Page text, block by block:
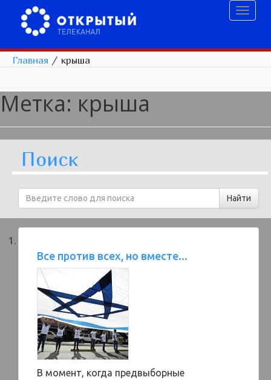
Главная / крыша
Метка: крыша
Поиск
Все против всех, но вместе...
В момент, когда предвыборные